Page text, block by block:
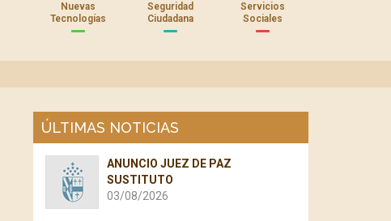
Nuevas
Tecnologías
Seguridad
Ciudadana
Servicios
Sociales
ÚLTIMAS NOTICIAS
ANUNCIO JUEZ DE PAZ
SUSTITUTO
03/08/2026